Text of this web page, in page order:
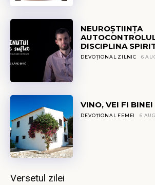
NEUROȘTIINȚA
DISCIPLINA
DEVOȚIONAL ZILNIC 6
VINO, VEI FI BINE!
DEVOȚIONAL FEMEI 6
Versetul zilei